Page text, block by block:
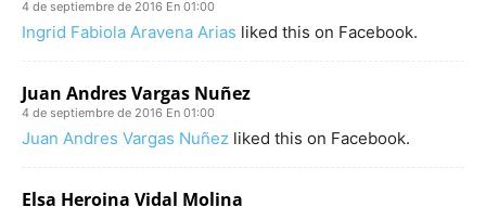
4 de septiembre de 2016 En 01:00
Ingrid Fabiola Aravena Arias liked this on Facebook.
Juan Andres Vargas Nuñez
4 de septiembre de 2016 En 01:00
Juan Andres Vargas Nuñez liked this on Facebook.
Elsa Heroina Vidal Molina